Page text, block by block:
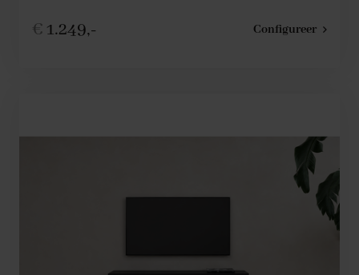
€ 1.249,- Configureer